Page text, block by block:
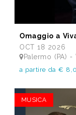
Omaggio a
OCT 18 2026
Palermo (PA)
a partire da €
MUSICA